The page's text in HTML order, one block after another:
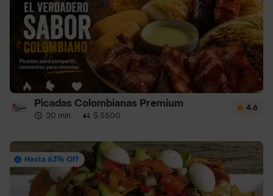
Picadas Colombianas Premium
20 min · $ 5500
4.6
Hasta 63% Off